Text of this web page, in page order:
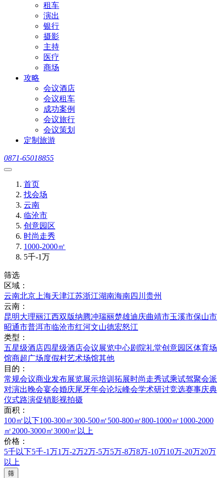
租车
演出
银行
摄影
主持
医疗
商场
攻略
会议酒店
会议租车
成功案例
会议旅行
会议策划
定制旅游
0871-65018855
首页
找会场
云南
临沧市
创意园区
时尚走秀
1000-2000㎡
5千-1万
筛选
区域：
云南北京 上海天津江苏浙江湖南海南四川 贵州
云南：
昆明大理丽江西双版纳腾冲瑞丽楚雄迪庆曲靖市玉溪市保山市
昭通市普洱市临沧市红河文山德宏怒江
类型：
五星级酒店四星级酒店会议展览中心剧院礼堂创意园区体育场
馆商超广场度假村艺术场馆其他
目的：
常规会议商业发布展览展示培训拓展时尚走秀试乘试驾聚会派
对演出晚会宴会婚庆尾牙年会论坛峰会学术研讨竞选赛事庆典
仪式路演促销影视拍摄
面积：
100㎡以下100-300㎡300-500㎡500-800㎡800-1000㎡1000-2000
㎡2000-3000㎡3000㎡以上
价格：
5千以下5千-1万1万-2万2万-5万5万-8万8万-10万10万-20万20万
以上
筛